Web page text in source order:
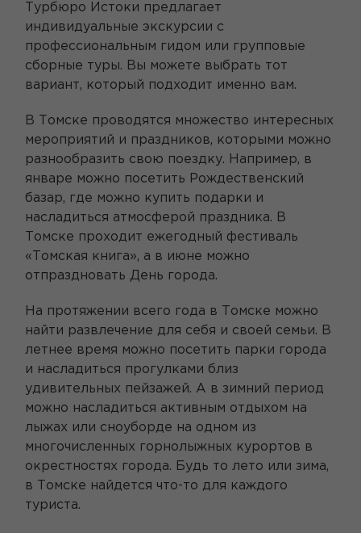
Турбюро Истоки предлагает
индивидуальные экскурсии с
профессиональным гидом или групповые
сборные туры. Вы можете выбрать тот
вариант, который подходит именно вам.
В Томске проводятся множество интересных
мероприятий и праздников, которыми можно
разнообразить свою поездку. Например, в
январе можно посетить Рождественский
базар, где можно купить подарки и
насладиться атмосферой праздника. В
Томске проходит ежегодный фестиваль
«Томская книга», а в июне можно
отпраздновать День города.
На протяжении всего года в Томске можно
найти развлечение для себя и своей семьи. В
летнее время можно посетить парки города
и насладиться прогулками близ
удивительных пейзажей. А в зимний период
можно насладиться активным отдыхом на
лыжах или сноуборде на одном из
многочисленных горнолыжных курортов в
окрестностях города. Будь то лето или зима,
в Томске найдется что-то для каждого
туриста.